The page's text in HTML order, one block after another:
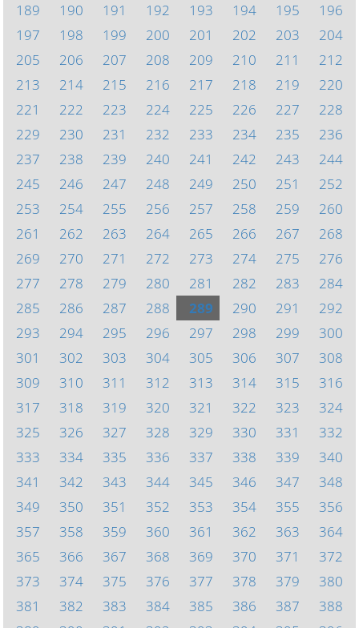
189
190 191 192 193 194 195
196
197
198 199 200 201 202 203
204
205
206 207 208 209 210 211
212
213
214 215 216 217 218 219
220
221
222 223 224 225 226 227
228
229
230 231 232 233 234 235
236
237
238 239 240 241 242 243
244
245
246 247 248 249 250 251
252
253
254 255 256 257 258 259
260
261
262 263 264 265 266 267
268
269
270 271 272 273 274 275
276
277
278 279 280 281 282 283
284
285
286 287 288 289 290 291
292
293
294 295 296 297 298 299
300
301
302 303 304 305 306 307
308
309
310 311 312 313 314 315
316
317
318 319 320 321 322 323
324
325
326 327 328 329 330 331
332
333
334 335 336 337 338 339
340
341
342 343 344 345 346 347
348
349
350 351 352 353 354 355
356
357
358 359 360 361 362 363
364
365
366 367 368 369 370 371
372
373
374 375 376 377 378 379
380
381
382 383 384 385 386 387
388